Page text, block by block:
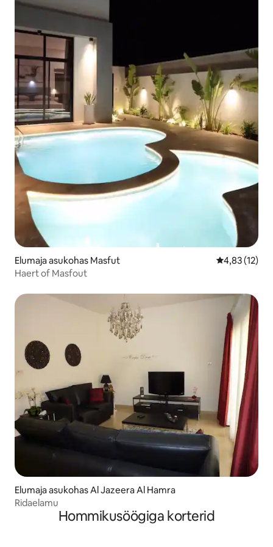
Elumaja asukohas Masfut Keskmine
4,83 (12)
Haert of Masfout
Elumaja asukohas Al Jazeera Al Hamra
Ridaelamu
Hommikusöögiga korterid